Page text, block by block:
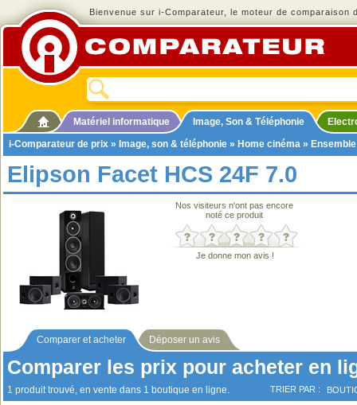
Bienvenue sur i-Comparateur, le moteur de comparaison
Matériel informatique Image, Son & Téléphonie
i-Comparateur de prix » Image, son & téléphonie » Home cinéma »
Elipson Facet HCS 24F 7.0
Nos visiteurs n'ont pas encore
noté ce produit
Je donne mon avis !
Comparer et acheter Déposer un avis
Comparer les prix pour acheter en
1 produit trouvé, en vente dans 1 boutique en ligne. TRIER PAR :